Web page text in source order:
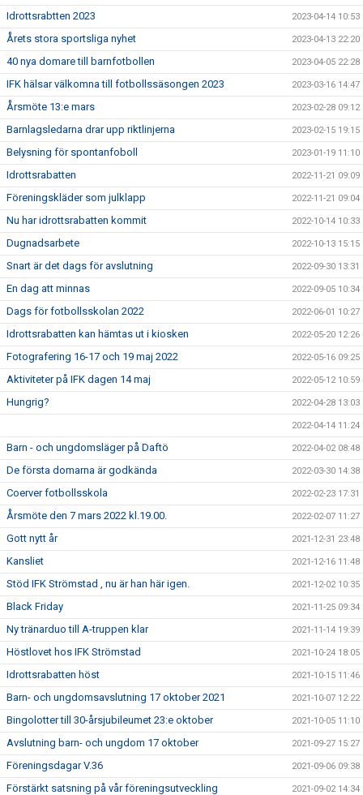
Idrottsrabtten 2023 2023-04-14 10:53
Årets stora sportsliga nyhet 2023-04-13 22:20
40 nya domare till barnfotbollen 2023-04-05 22:28
IFK hälsar välkomna till fotbollssäsongen 2023 2023-03-16 14:47
Årsmöte 13:e mars 2023-02-28 09:12
Barnlagsledarna drar upp riktlinjerna 2023-02-15 19:15
Belysning för spontanfoboll 2023-01-19 11:10
Idrottsrabatten 2022-11-21 09:09
Föreningskläder som julklapp 2022-11-21 09:04
Nu har idrottsrabatten kommit 2022-10-14 10:33
Dugnadsarbete 2022-10-13 15:15
Snart är det dags för avslutning 2022-09-30 13:31
En dag att minnas 2022-09-05 10:34
Dags för fotbollsskolan 2022 2022-06-01 10:27
Idrottsrabatten kan hämtas ut i kiosken 2022-05-20 12:26
Fotografering 16-17 och 19 maj 2022 2022-05-16 09:25
Aktiviteter på IFK dagen 14 maj 2022-05-12 10:59
Hungrig? 2022-04-28 13:03
2022-04-14 11:24
Barn - och ungdomsläger på Daftö 2022-04-02 08:48
De första domarna är godkända 2022-03-30 14:38
Coerver fotbollsskola 2022-02-23 17:31
Årsmöte den 7 mars 2022 kl.19.00. 2022-02-07 11:27
Gott nytt år 2021-12-31 23:48
Kansliet 2021-12-16 11:48
Stöd IFK Strömstad , nu är han här igen. 2021-12-02 10:35
Black Friday 2021-11-25 09:34
Ny tränarduo till A-truppen klar 2021-11-14 19:39
Höstlovet hos IFK Strömstad 2021-10-24 18:05
Idrottsrabatten höst 2021-10-15 11:46
Barn- och ungdomsavslutning 17 oktober 2021 2021-10-07 12:22
Bingolotter till 30-årsjubileumet 23:e oktober 2021-10-05 11:10
Avslutning barn- och ungdom 17 oktober 2021-09-27 15:27
Föreningsdagar V.36 2021-09-06 09:38
Förstärkt satsning på vår föreningsutveckling 2021-09-02 14:34